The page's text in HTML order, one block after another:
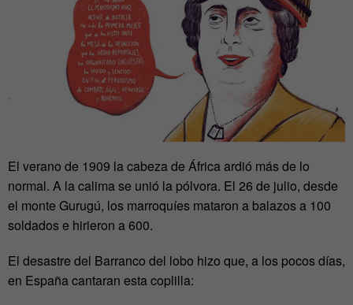
El verano de 1909 la cabeza de África ardió más de lo
normal. A la calima se unió la pólvora. El 26 de julio, desde
el monte Gurugú, los marroquíes mataron a balazos a 100
soldados e hirieron a 600.
El desastre del Barranco del lobo hizo que, a los pocos días,
en España cantaran esta coplilla: